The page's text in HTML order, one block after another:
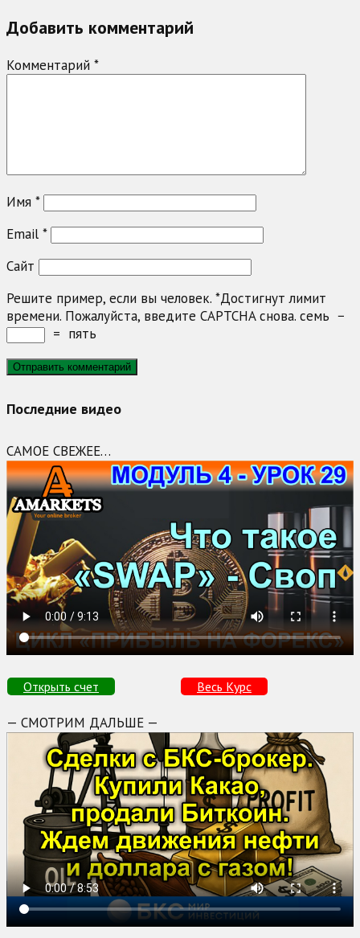
Добавить комментарий
Комментарий *
Имя *
Email *
Сайт
Решите пример, если вы человек. *Достигнут лимит
времени. Пожалуйста, введите CAPTCHA снова. семь −
= пять
Последние видео
САМОЕ СВЕЖЕЕ…
Открыть счет Весь Курс
— СМОТРИМ ДАЛЬШЕ —